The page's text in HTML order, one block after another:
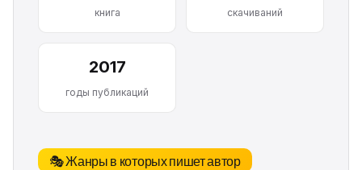
книга скачиваний
2017
годы публикаций
🎭 Жанры в которых пишет автор